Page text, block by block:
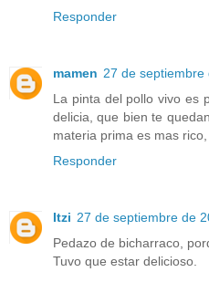
Responder
mamen 27 de septiembre
La pinta del pollo vivo es
delicia, que bien te
materia prima es mas
Responder
Itzi 27 de septiembre de
Pedazo de bicharraco,
Tuvo que estar delicioso.